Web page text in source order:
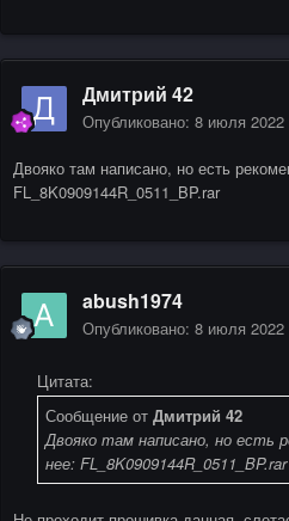
Дмитрий 42
Опубликовано: 8 июля 2022
Двояко там написано, но есть
FL_8K0909144R_0511_BP.rar
abush1974
Опубликовано: 8 июля 2022
Цитата:
Сообщение от Дмитрий 42
Двояко там написано, но есть
нее: FL_8K0909144R_0511_BP.rar